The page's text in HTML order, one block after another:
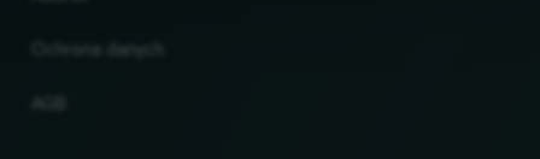
Ochrona danych